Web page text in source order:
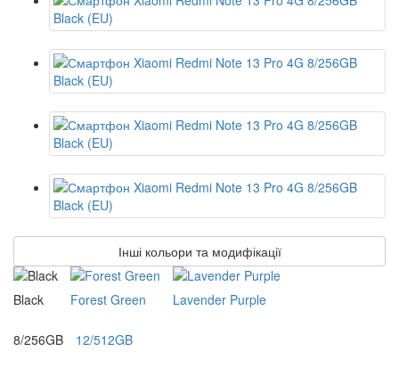
Інші кольори та модифікації
Black Forest Green Lavender Purple
8/256GB 12/512GB